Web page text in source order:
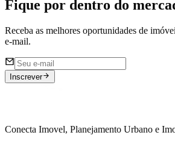
Fique por dentro do
Receba as melhores oportunidades de
e-mail.
Inscrever
Conecta Imovel, Planejamento Urbano e